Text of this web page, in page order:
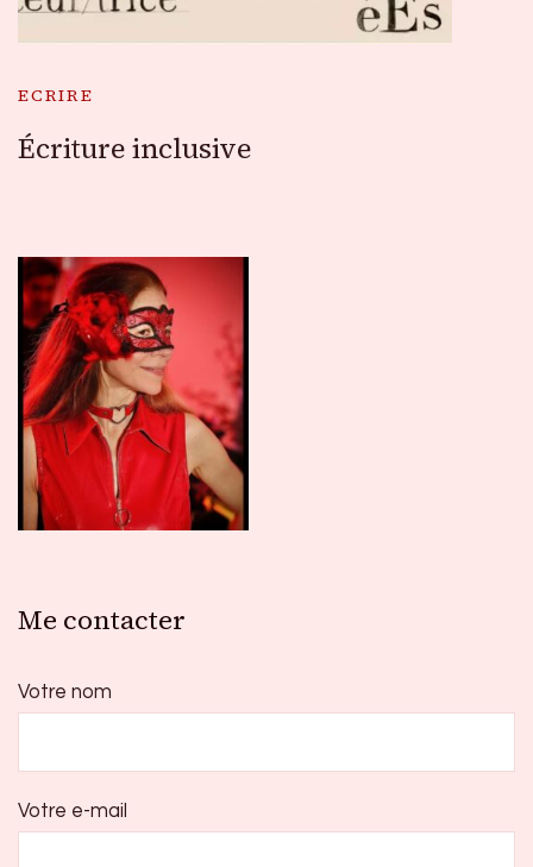
ECRIRE
Écriture inclusive
Me contacter
Votre nom
Votre e-mail